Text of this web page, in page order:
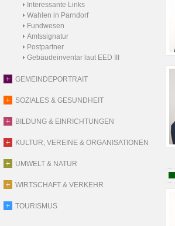
Interessante Links
Wahlen in Parndorf
Fundwesen
Amtssignatur
Postpartner
Gebäudeinventar laut EED III
GEMEINDEPORTRAIT
SOZIALES & GESUNDHEIT
BILDUNG & EINRICHTUNGEN
KULTUR, VEREINE & ORGANISATIONEN
UMWELT & NATUR
WIRTSCHAFT & VERKEHR
TOURISMUS